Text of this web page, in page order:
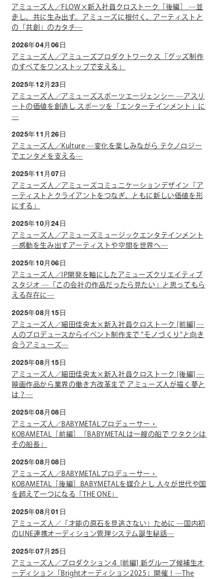
アミューズ人／FLOW×新入社員クロストーク［後編］ ―並
走し、共に生み出す。アミューズに根付く、アーティストと
の「共創」のカタチ―
2026年04月06日
アミューズ人／アミューズプロダクトワークス「グッズ制作
のすべてをワンストップで支える」
2025年12月23日
アミューズ人／アミューズスポーツエージェンシー ―アスリ
ートの価値を創造し スポーツを「エンターテインメント」に
―
2025年11月26日
アミューズ人／Kulture ―変化を楽しみながら テクノロジー
でエンタメを支える―
2025年11月07日
アミューズ人／アミューズコミュニケーションデザイン「ア
ーティストとクライアントをつなぎ、ともに新しい価値を形
にする」
2025年10月24日
アミューズ人／アミューズミュージックエンタテインメント
―感動を生み出すアーティストや空間を世界へ―
2025年10月06日
アミューズ人／IP開発を軸にしたアミューズクリエイティブ
スタジオ ―「この会社の作品だったら見たい」と思ってもら
える存在に―
2025年08月15日
アミューズ人／細田佳央太×新入社員クロストーク [前編] ―
人のプロデュースからイベント制作まで "モノづくり"と向き
合うアミューズ―
2025年08月15日
アミューズ人／細田佳央太×新入社員クロストーク [後編] ―
映画作品から業界の働き方改革まで アミューズ人が描く夢と
は？―
2025年08月08日
アミューズ人／BABYMETALプロデューサー・
KOBAMETAL［前編］「BABYMETALは一艘の船で ワタクシは
その船長」
2025年08月08日
アミューズ人／BABYMETALプロデューサー・
KOBAMETAL［後編］BABYMETALを媒介とし 人々が世代や国
を超えて一つになる「THE ONE」
2025年08月01日
アミューズ人／「才能の原石を見逃さない」ために ―国内初
のLINE連携オーディション管理システム誕生秘話―
2025年07月25日
アミューズ人／プロダクション４ [前編] 新グループ候補生オ
ーディション「Brightオーディション2025」開催！―The